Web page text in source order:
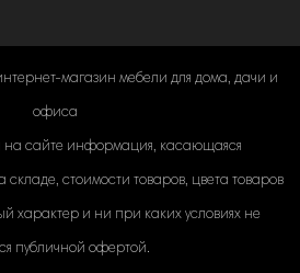
магазин мебели для дома, дачи и
офиса
на сайте информация, касающаяся
стоимости товаров, цвета товаров
характер и ни при каких условиях не
публичной офертой.